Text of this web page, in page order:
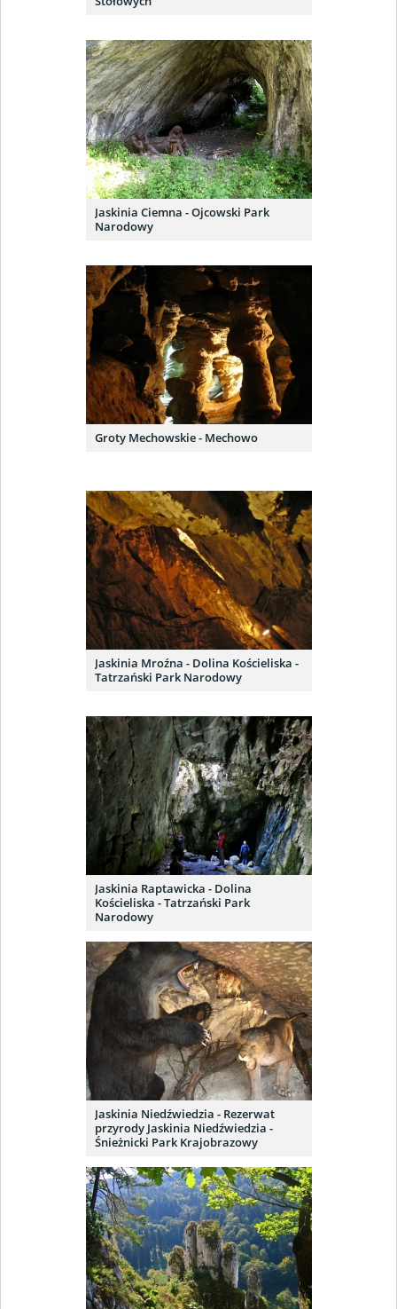
Jaskinia Ciemna - Ojcowski Park
Narodowy
Groty Mechowskie - Mechowo
Jaskinia Mroźna - Dolina Kościeliska -
Tatrzański Park Narodowy
Jaskinia Raptawicka - Dolina
Kościeliska - Tatrzański Park
Narodowy
Jaskinia Niedźwiedzia - Rezerwat
przyrody Jaskinia Niedźwiedzia -
Śnieżnicki Park Krajobrazowy